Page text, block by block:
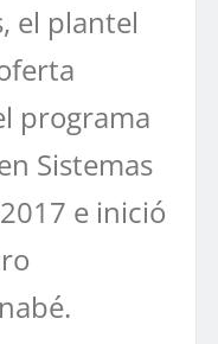
el plantel
programa
Sistemas
e inició